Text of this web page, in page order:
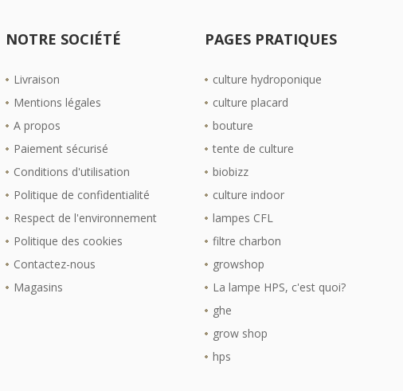
NOTRE SOCIÉTÉ
Livraison
Mentions légales
A propos
Paiement sécurisé
Conditions d'utilisation
Politique de confidentialité
Respect de l'environnement
Politique des cookies
Contactez-nous
Magasins
PAGES PRATIQUES
culture hydroponique
culture placard
bouture
tente de culture
biobizz
culture indoor
lampes CFL
filtre charbon
growshop
La lampe HPS, c'est quoi?
ghe
grow shop
hps